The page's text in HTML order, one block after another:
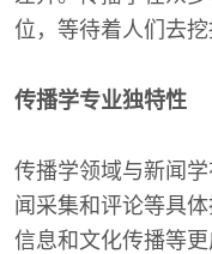
位，等待着人们去挖
传播学专业独特性
传播学领域与新闻
闻采集和评论等具
信息和文化传播等